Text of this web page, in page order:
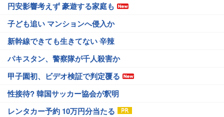
円安影響考えず 豪遊する家庭も
子ども追い マンションへ侵入か
新幹線できても生きてない 辛辣
パキスタン、警察隊が千人殺害か
甲子園初、ビデオ検証で判定覆る
性接待? 韓国サッカー協会が釈明
レンタカー予約 10万円分当たる